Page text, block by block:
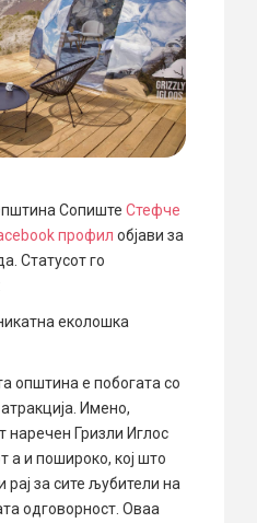
Сопиште Стефче
профил објави за
Статусот го
еколошка
општина е побогата со
Имено,
наречен Гризли Иглос
а и пошироко, кој што
рај за сите љубители на
одговорност. Оваа